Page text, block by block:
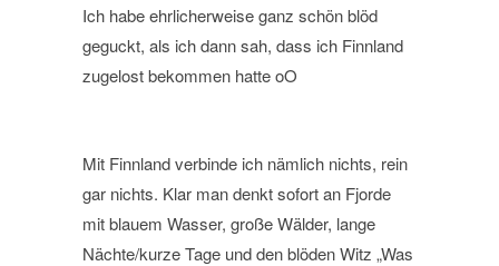
Ich habe ehrlicherweise ganz schön blöd
geguckt, als ich dann sah, dass ich Finnland
zugelost bekommen hatte oO
Mit Finnland verbinde ich nämlich nichts, rein
gar nichts. Klar man denkt sofort an Fjorde
mit blauem Wasser, große Wälder, lange
Nächte/kurze Tage und den blöden Witz „Was